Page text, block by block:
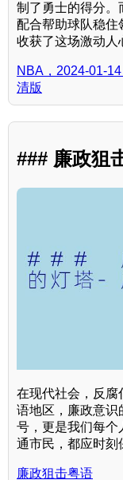
制了勇士的得分。
配合帮助球队稳住
收获了这场激动人
NBA，2024-01-
清版
### 廉政狙
在现代社会，反腐
语地区，廉政意识
号，更是我们每个
通市民，都应时刻
廉政狙击粤语